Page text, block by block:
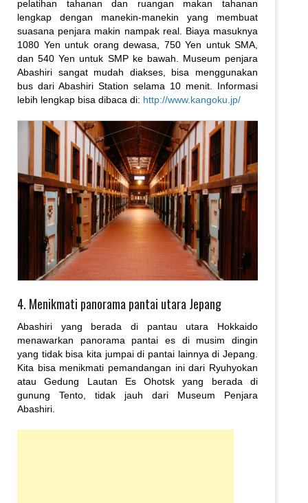
pelatihan tahanan dan ruangan makan tahanan
lengkap dengan manekin-manekin yang membuat
suasana penjara makin nampak real. Biaya masuknya
1080 Yen untuk orang dewasa, 750 Yen untuk SMA,
dan 540 Yen untuk SMP ke bawah. Museum penjara
Abashiri sangat mudah diakses, bisa menggunakan
bus dari Abashiri Station selama 10 menit. Informasi
lebih lengkap bisa dibaca di: http://www.kangoku.jp/
4. Menikmati panorama pantai utara Jepang
Abashiri yang berada di pantau utara Hokkaido
menawarkan panorama pantai es di musim dingin
yang tidak bisa kita jumpai di pantai lainnya di Jepang.
Kita bisa menikmati pemandangan ini dari Ryuhyokan
atau Gedung Lautan Es Ohotsk yang berada di
gunung Tento, tidak jauh dari Museum Penjara
Abashiri.